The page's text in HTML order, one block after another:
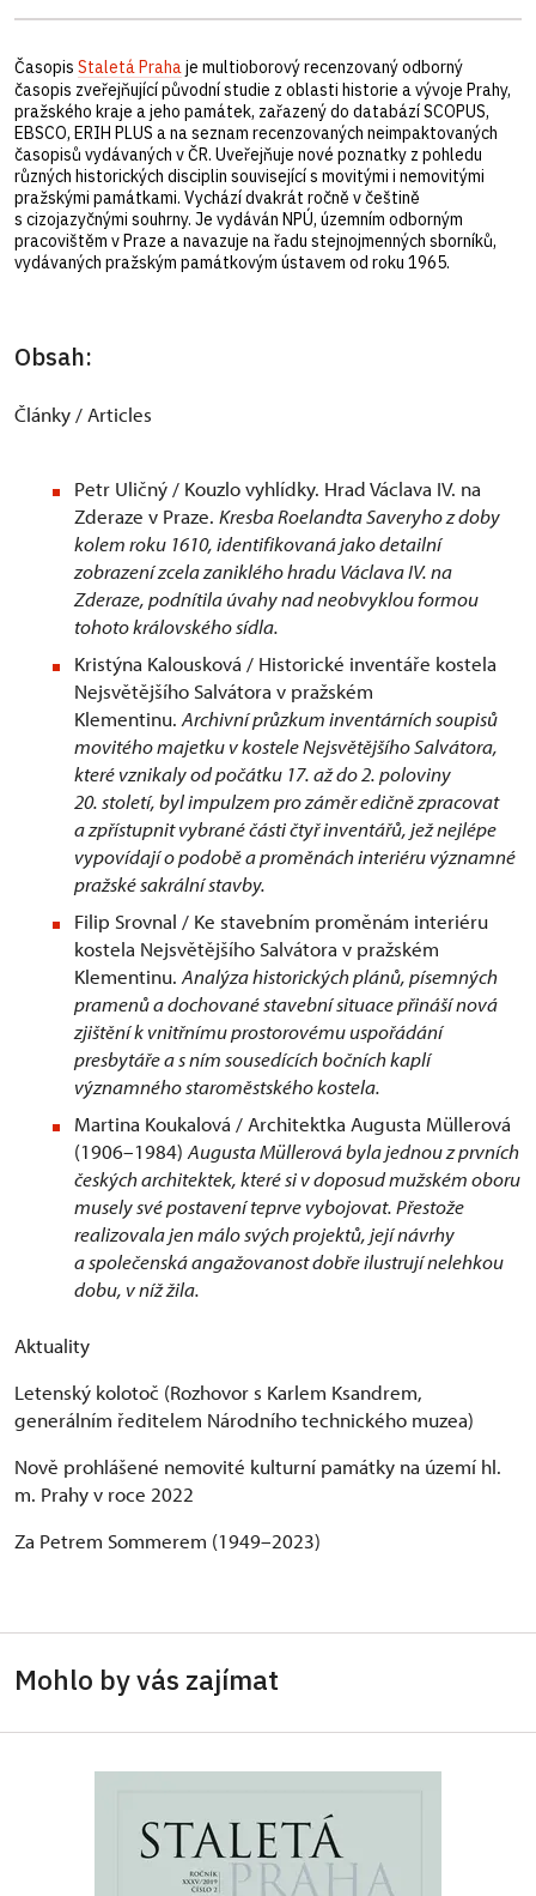
Časopis Staletá Prahaje multioborový recenzovaný odborný
časopis zveřejňující původní studie z oblasti historie a vývoje Prahy,
pražského kraje a jeho památek, zařazený do databází SCOPUS,
EBSCO, ERIH PLUS a na seznam recenzovaných neimpaktovaných
časopisů vydávaných v ČR. Uveřejňuje nové poznatky z pohledu
různých historických disciplin související s movitými i nemovitými
pražskými památkami. Vychází dvakrát ročně v češtině
s cizojazyčnými souhrny. Je vydáván NPÚ, územním odborným
pracovištěm v Praze a navazuje na řadu stejnojmenných sborníků,
vydávaných pražským památkovým ústavem od roku 1965.
Obsah:
Články / Articles
Petr Uličný / Kouzlo vyhlídky. Hrad Václava IV. na
Zderaze v Praze. Kresba Roelandta Saveryho z doby
kolem roku 1610, identifikovaná jako detailní
zobrazení zcela zaniklého hradu Václava IV. na
Zderaze, podnítila úvahy nad neobvyklou formou
tohoto královského sídla.
Kristýna Kalousková / Historické inventáře kostela
Nejsvětějšího Salvátora v pražském
Klementinu.Archivní průzkum inventárních soupisů
movitého majetku v kostele Nejsvětějšího Salvátora,
které vznikaly od počátku 17. až do 2. poloviny
20. století, byl impulzem pro záměr edičně zpracovat
a zpřístupnit vybrané části čtyř inventářů, jež nejlépe
vypovídají o podobě a proměnách interiéru významné
pražské sakrální stavby.
Filip Srovnal / Ke stavebním proměnám interiéru
kostela Nejsvětějšího Salvátora v pražském
Klementinu.Analýza historických plánů, písemných
pramenů a dochované stavební situace přináší nová
zjištění k vnitřnímu prostorovému uspořádání
presbytáře a s ním sousedících bočních kaplí
významného staroměstského kostela.
Martina Koukalová / Architektka Augusta Müllerová
(1906–1984)Augusta Müllerová byla jednou z prvních
českých architektek, které si v doposud mužském oboru
musely své postavení teprve vybojovat. Přestože
realizovala jen málo svých projektů, její návrhy
a společenská angažovanost dobře ilustrují nelehkou
dobu, v níž žila.
Aktuality
Letenský kolotoč (Rozhovor s Karlem Ksandrem,
generálním ředitelem Národního technického muzea)
Nově prohlášené nemovité kulturní památky na území hl.
m. Prahy v roce 2022
Za Petrem Sommerem (1949–2023)
Mohlo by vás zajímat